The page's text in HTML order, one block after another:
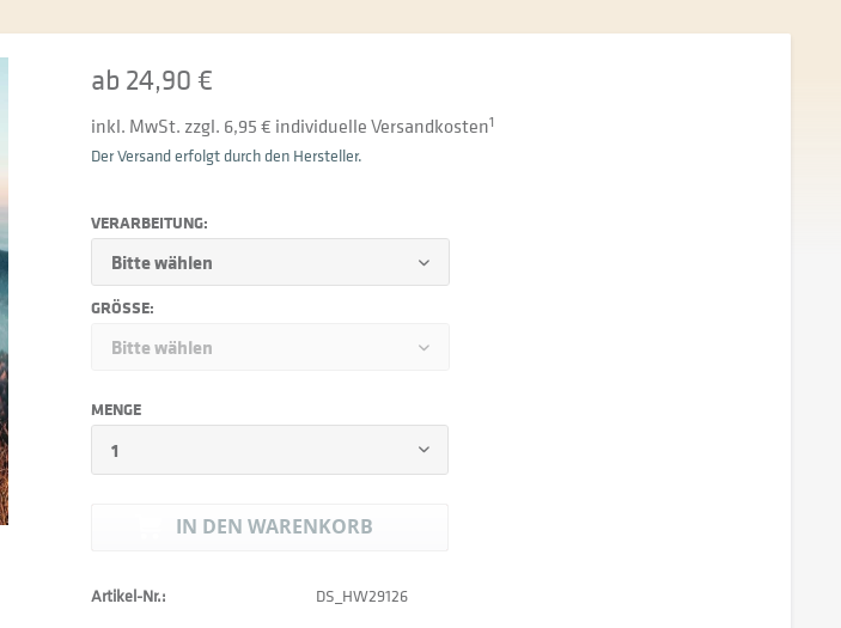
ab 24,90 €
inkl. MwSt. zzgl. 6,95 € individuelle Versandkosten1
Der Versand erfolgt durch den Hersteller.
VERARBEITUNG:
GRÖSSE:
MENGE
IN DEN WARENKORB
Artikel-Nr.: DS_HW29126